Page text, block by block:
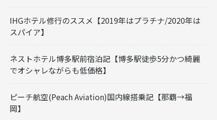
IHGホテル修行のススメ【2019年はプラチナ/2020年は
スパイア】
ネストホテル博多駅前宿泊記【博多駅徒歩5分かつ綺麗
でオシャレながらも低価格】
ピーチ航空(Peach Aviation)国内線搭乗記【那覇→福
岡】